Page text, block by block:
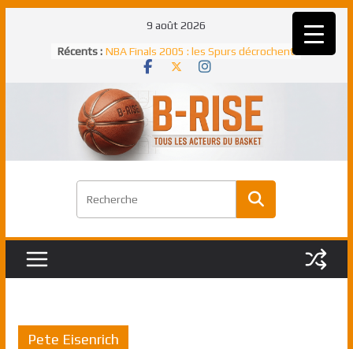
9 août 2026
Récents : NBA Finals 2005 : les Spurs décrochent
un troisième titre NBA, la rude bataille
NBA Finals 2021 : les Bucks et Giannis
Antetokounmpo triomphent, le Greek
Freek élu MVP
Shai Gilgeous-Alexander : son premier
match à plus de 40 points en NBA, le
Pau Gasol dans l’histoire en 2002 :
premier européen sacré Rookie de
Rudy Gobert, deuxième Français élu
Pete Eisenrich